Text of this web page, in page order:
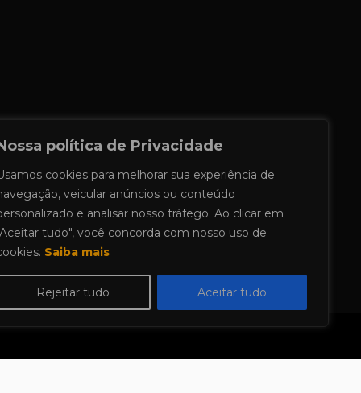
política de Privacidade
cookies para melhorar sua experiência de
veicular anúncios ou conteúdo
e analisar nosso tráfego. Ao clicar em
tudo", você concorda com nosso uso de
Saiba mais
Rejeitar tudo Aceitar tudo